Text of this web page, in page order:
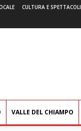
CULTURA E SPETTACOLI
VALLE DEL CHIAMPO